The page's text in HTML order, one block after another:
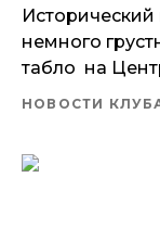
немного
табло на
НОВОСТИ